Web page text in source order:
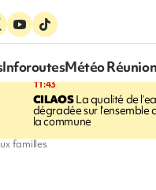
InforoutesMétéo Réunion
11:43
CILAOSLa qualité de
dégradée sur l’ensemble
la commune
familles